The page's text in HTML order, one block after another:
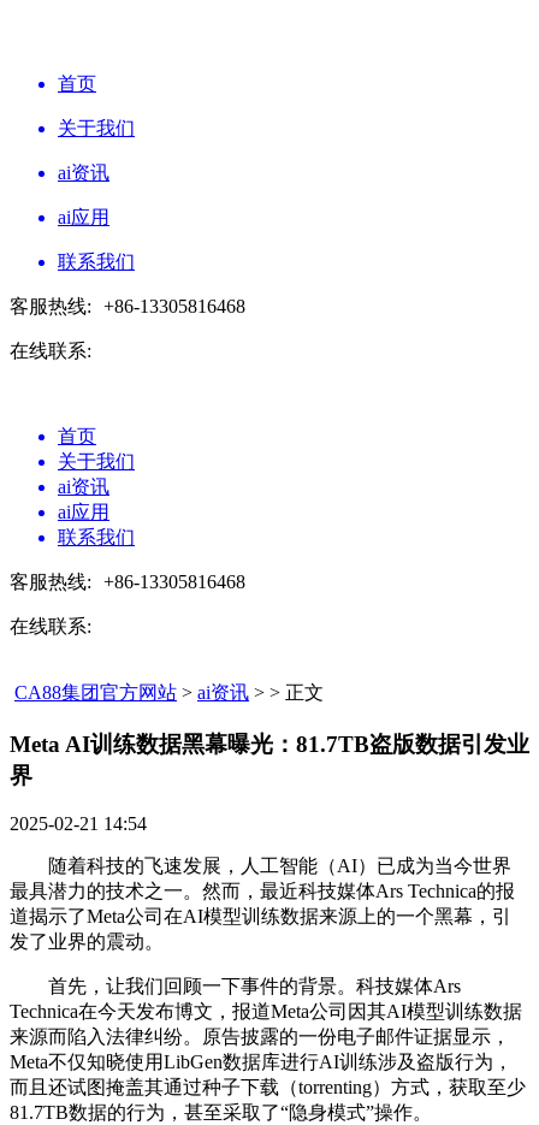
首页
关于我们
ai资讯
ai应用
联系我们
客服热线: +86-13305816468
在线联系:
首页
关于我们
ai资讯
ai应用
联系我们
客服热线: +86-13305816468
在线联系:
CA88集团官方网站 > ai资讯 > > 正文
Meta AI训练数据黑幕曝光：81.7TB盗版数据引发业
界​
2025-02-21 14:54
随着科技的飞速发展，人工智能（AI）已成为当今世界
最具潜力的技术之一。然而，最近科技媒体Ars Technica的报
道揭示了Meta公司在AI模型训练数据来源上的一个黑幕，引
发了业界的震动。
首先，让我们回顾一下事件的背景。科技媒体Ars
Technica在今天发布博文，报道Meta公司因其AI模型训练数据
来源而陷入法律纠纷。原告披露的一份电子邮件证据显示，
Meta不仅知晓使用LibGen数据库进行AI训练涉及盗版行为，
而且还试图掩盖其通过种子下载（torrenting）方式，获取至少
81.7TB数据的行为，甚至采取了“隐身模式”操作。